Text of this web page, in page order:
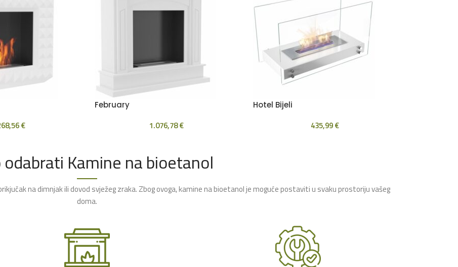
€
February
1.076,78€
Hotel Bijeli
435,99€
Kamine na bioetanol
na dimnjak ili dovod svježeg zraka. Zbog ovoga, kamine na bioetanol je moguće postaviti u svaku prostoriju vašeg
doma.